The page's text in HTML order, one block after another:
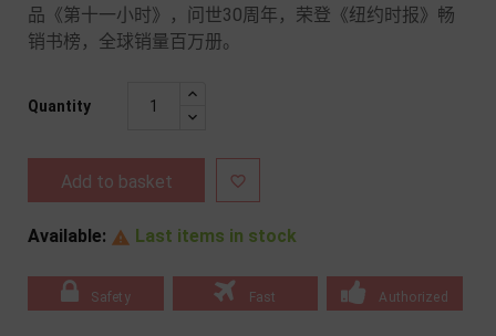
品《第十一小时》，问世30周年，荣登《纽约时报》畅
销书榜，全球销量百万册。
Quantity
Add to basket 
Available:  Last items in stock
Safety Fast Authorized